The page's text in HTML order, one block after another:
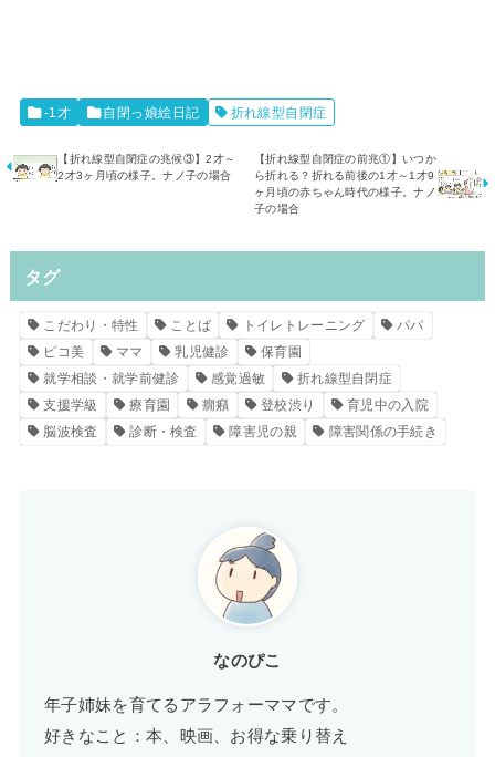
-1才 自閉っ娘絵日記 折れ線型自閉症
【折れ線型自閉症の兆候③】2才～
2才3ヶ月頃の様子。ナノ子の場合
【折れ線型自閉症の前兆①】いつか
ら折れる？折れる前後の1才～1才9
ヶ月頃の赤ちゃん時代の様子。ナノ
子の場合
タグ
こだわり・特性 ことば トイレトレーニング
パパ
ピコ美
ママ 乳児健診
保育園
就学相談・就学前健診
感覚過敏
折れ線型自閉症
支援学級
療育園 癇癪 登校渋り
育児中の入院
脳波検査
診断・検査 障害児の親 障害関係の手続き
なのぴこ
年子姉妹を育てるアラフォーママです。
好きなこと：本、映画、お得な乗り替え